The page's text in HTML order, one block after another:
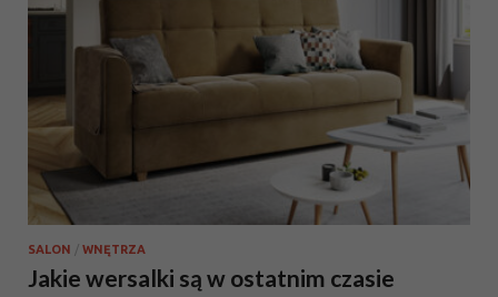
SALON / WNĘTRZA
Jakie wersalki są w ostatnim czasie